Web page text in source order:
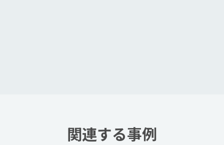
関連する事例